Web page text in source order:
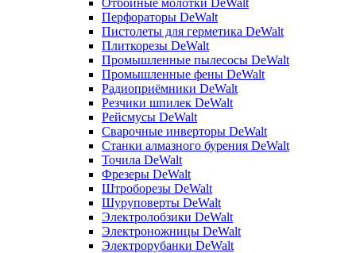
Отбойные молотки DeWalt
Перфораторы DeWalt
Пистолеты для герметика DeWalt
Плиткорезы DeWalt
Промышленные пылесосы DeWalt
Промышленные фены DeWalt
Радиоприёмники DeWalt
Резчики шпилек DeWalt
Рейсмусы DeWalt
Сварочные инверторы DeWalt
Станки алмазного бурения DeWalt
Точила DeWalt
Фрезеры DeWalt
Штроборезы DeWalt
Шуруповерты DeWalt
Электролобзики DeWalt
Электроножницы DeWalt
Электрорубанки DeWalt